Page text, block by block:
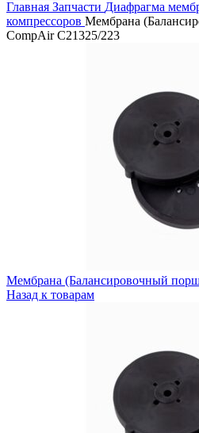
Главная Запчасти Диафрагма
компрессоров Мембрана
CompAir C21325/223
Мембрана (Балансировочный
Назад к товарам